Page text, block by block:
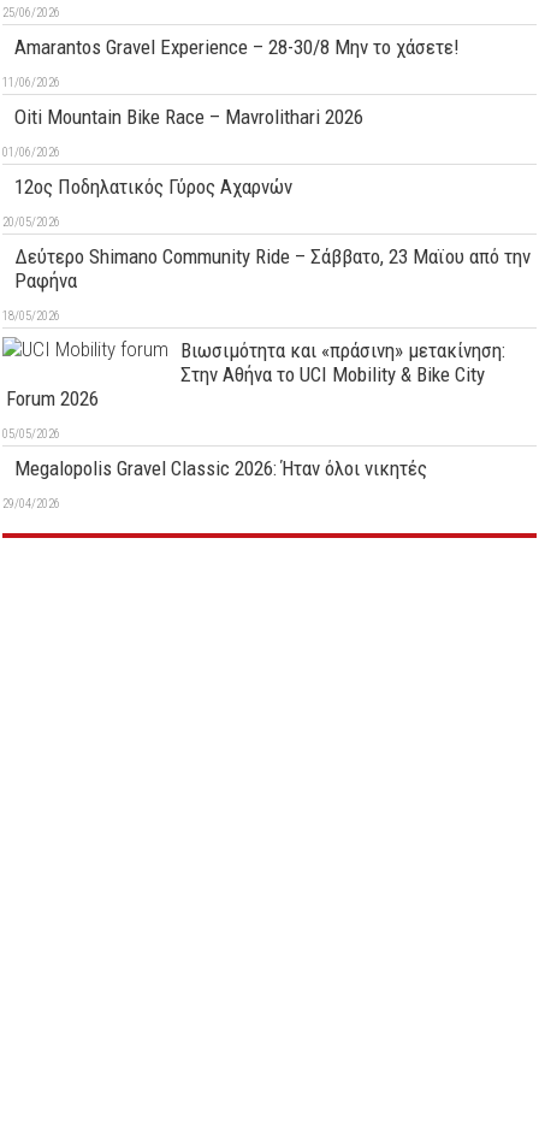
25/06/2026
Amarantos Gravel Experience – 28-30/8 Μην το χάσετε!
11/06/2026
Oiti Mountain Bike Race – Mavrolithari 2026
01/06/2026
12ος Ποδηλατικός Γύρος Αχαρνών
20/05/2026
Δεύτερo Shimano Community Ride – Σάββατο, 23 Μαϊου από την
Ραφήνα
18/05/2026
Βιωσιμότητα και «πράσινη» μετακίνηση:
Στην Αθήνα το UCI Mobility & Bike City
Forum 2026
05/05/2026
Megalopolis Gravel Classic 2026: Ήταν όλοι νικητές
29/04/2026